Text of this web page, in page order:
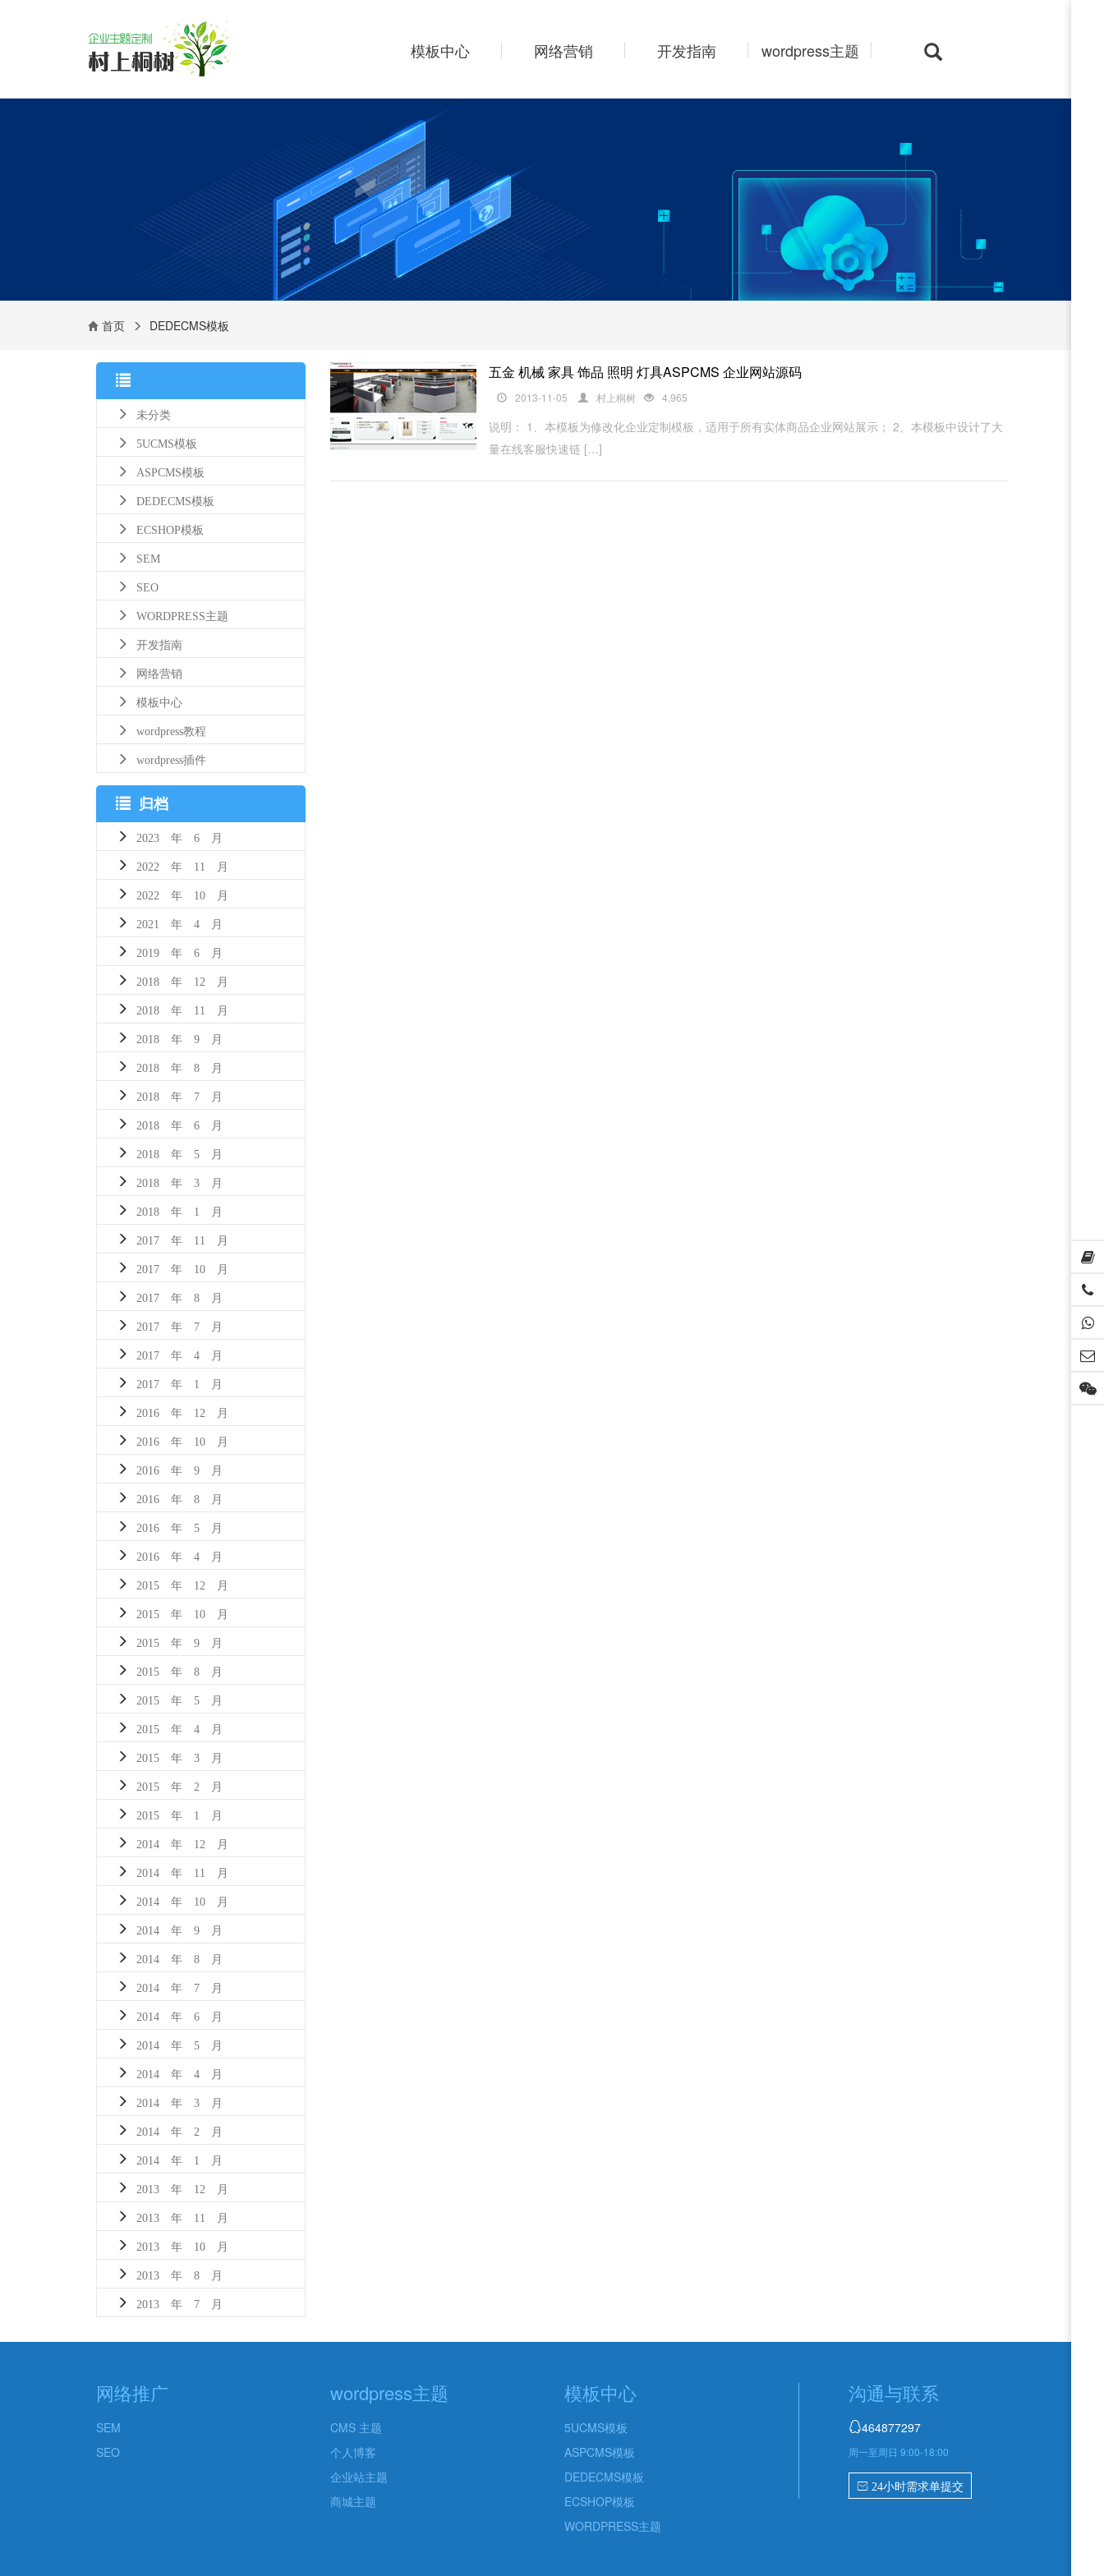
模板中心 网络营销 开发指南 wordpress主题
首页 DEDECMS模板
未分类
5UCMS模板
ASPCMS模板
DEDECMS模板
ECSHOP模板
SEM
SEO
WORDPRESS主题
开发指南
网络营销
模板中心
wordpress教程
wordpress插件
归档
2023 年 6 月
2022 年 11 月
2022 年 10 月
2021 年 4 月
2019 年 6 月
2018 年 12 月
2018 年 11 月
2018 年 9 月
2018 年 8 月
2018 年 7 月
2018 年 6 月
2018 年 5 月
2018 年 3 月
2018 年 1 月
2017 年 11 月
2017 年 10 月
2017 年 8 月
2017 年 7 月
2017 年 4 月
2017 年 1 月
2016 年 12 月
2016 年 10 月
2016 年 9 月
2016 年 8 月
2016 年 5 月
2016 年 4 月
2015 年 12 月
2015 年 10 月
2015 年 9 月
2015 年 8 月
2015 年 5 月
2015 年 4 月
2015 年 3 月
2015 年 2 月
2015 年 1 月
2014 年 12 月
2014 年 11 月
2014 年 10 月
2014 年 9 月
2014 年 8 月
2014 年 7 月
2014 年 6 月
2014 年 5 月
2014 年 4 月
2014 年 3 月
2014 年 2 月
2014 年 1 月
2013 年 12 月
2013 年 11 月
2013 年 10 月
2013 年 8 月
2013 年 7 月
五金 机械 家具 饰品 照明 灯具ASPCMS 企业网站源码
2013-11-05 村上桐树 4,965
说明： 1、本模板为修改化企业定制模板，适用于所有实体商品企业网站展示； 2、本模板中设计了大
量在线客服快速链 […]
网络推广
SEM
SEO
wordpress主题
CMS 主题
个人博客
企业站主题
商城主题
模板中心
5UCMS模板
ASPCMS模板
DEDECMS模板
ECSHOP模板
WORDPRESS主题
沟通与联系
464877297
周一至周日 9:00-18:00
 24小时需求单提交